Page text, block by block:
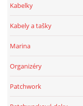
Kabelky
Kabely a tašky
Marina
Organizéry
Patchwork